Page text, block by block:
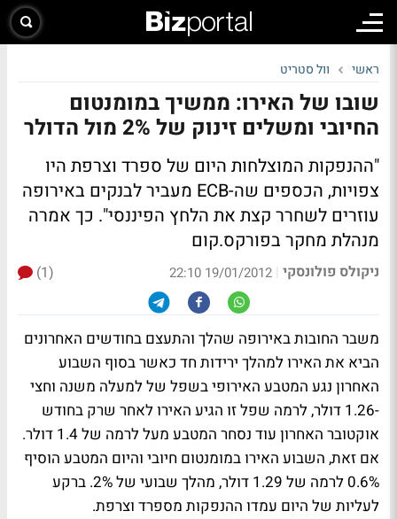
ראשי וול סטריט
שובו של האירו: ממשיך במומנטום
החיובי ומשלים זינוק של 2% מול הדולר
"ההנפקות המוצלחות היום של ספרד וצרפת היו
צפויות, הכספים שה-ECB מעביר לבנקים באירופה
עוזרים לשחרר קצת את הלחץ הפיננסי". כך אמרה
מנהלת מחקר בפורקס.קום
ניקולס פולונסקי |
19/01/2012 22:10
(1)
משבר החובות באירופה שהלך והתעצם בחודשים האחרונים
הביא את האירו למהלך ירידות חד כאשר בסוף השבוע
האחרון נגע המטבע האירופי בשפל של למעלה משנה וחצי
-1.26 דולר, לרמה שפל זו הגיע האירו לאחר שרק בחודש
אוקטובר האחרון עוד נסחר המטבע מעל לרמה של 1.4 דולר.
אם זאת, השבוע האירו במומנטום חיובי והיום המטבע הוסיף
0.6% לרמה של 1.29 דולר, מהלך שבועי של 2%. ברקע
לעליות של היום עמדו ההנפקות מספרד וצרפת.